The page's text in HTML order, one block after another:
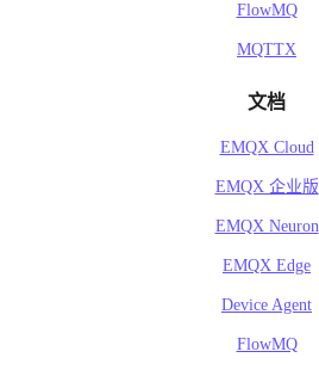
FlowMQ
MQTTX
文档
EMQX Cloud
EMQX 企业版
EMQX Neuron
EMQX Edge
Device Agent
FlowMQ